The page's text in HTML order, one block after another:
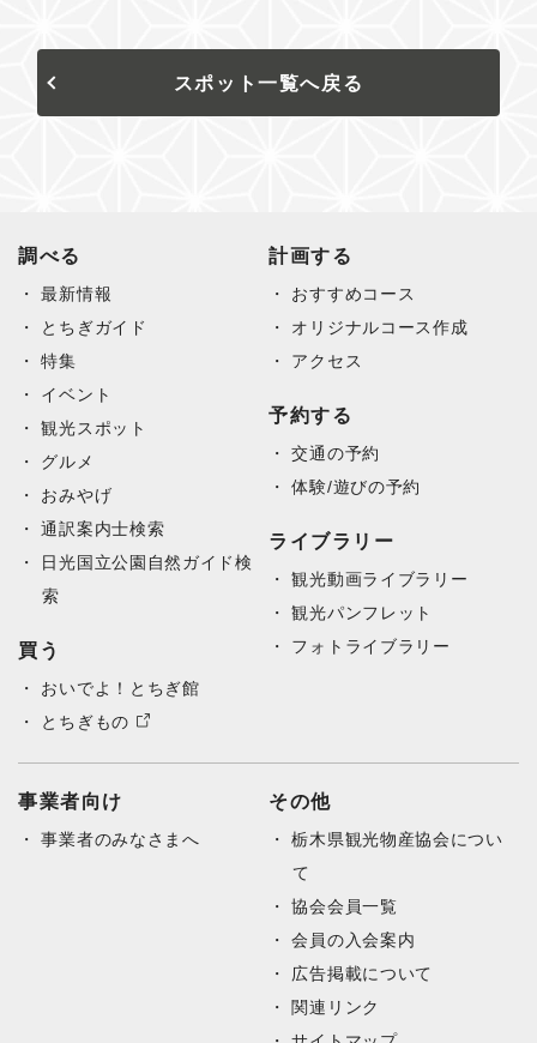
スポット一覧へ戻る
調べる
最新情報
とちぎガイド
特集
イベント
観光スポット
グルメ
おみやげ
通訳案内士検索
日光国立公園自然ガイド検
索
買う
おいでよ！とちぎ館
とちぎもの
計画する
おすすめコース
オリジナルコース作成
アクセス
予約する
交通の予約
体験/遊びの予約
ライブラリー
観光動画ライブラリー
観光パンフレット
フォトライブラリー
事業者向け
事業者のみなさまへ
その他
栃木県観光物産協会につい
て
協会会員一覧
会員の入会案内
広告掲載について
関連リンク